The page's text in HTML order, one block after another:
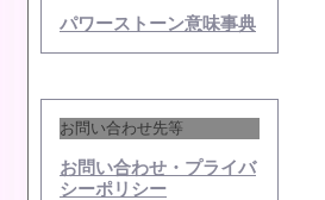
パワーストーン意味事典
お問い合わせ先等
お問い合わせ・プライバ
シーポリシー